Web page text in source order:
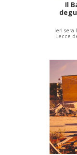
Il
Ieri sera
Lecce